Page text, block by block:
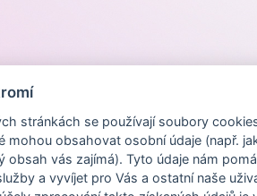
stránkách se používají soubory
mohou obsahovat osobní údaje (např.
obsah vás zajímá). Tyto údaje nám
a vyvíjet pro Vás a ostatní naše